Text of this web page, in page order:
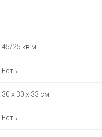
45/25 кв.м
Есть
30 х 30 х 33 см
Есть